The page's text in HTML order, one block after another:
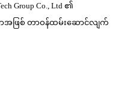
Group Co., Ltd ၏
ဖြစ် တာဝန်ထမ်းဆောင်လျက်